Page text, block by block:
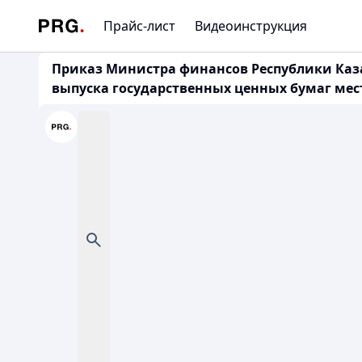
Прайс-лист Видеоинструкция
Приказ Министра финансов Республики
выпуска государственных ценных бумаг